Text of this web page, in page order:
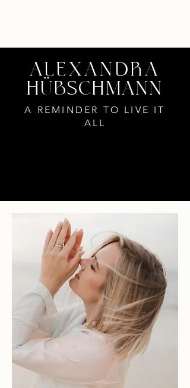
ALEXANDRA
HÜBSCHMANN
A REMINDER TO LIVE IT
ALL